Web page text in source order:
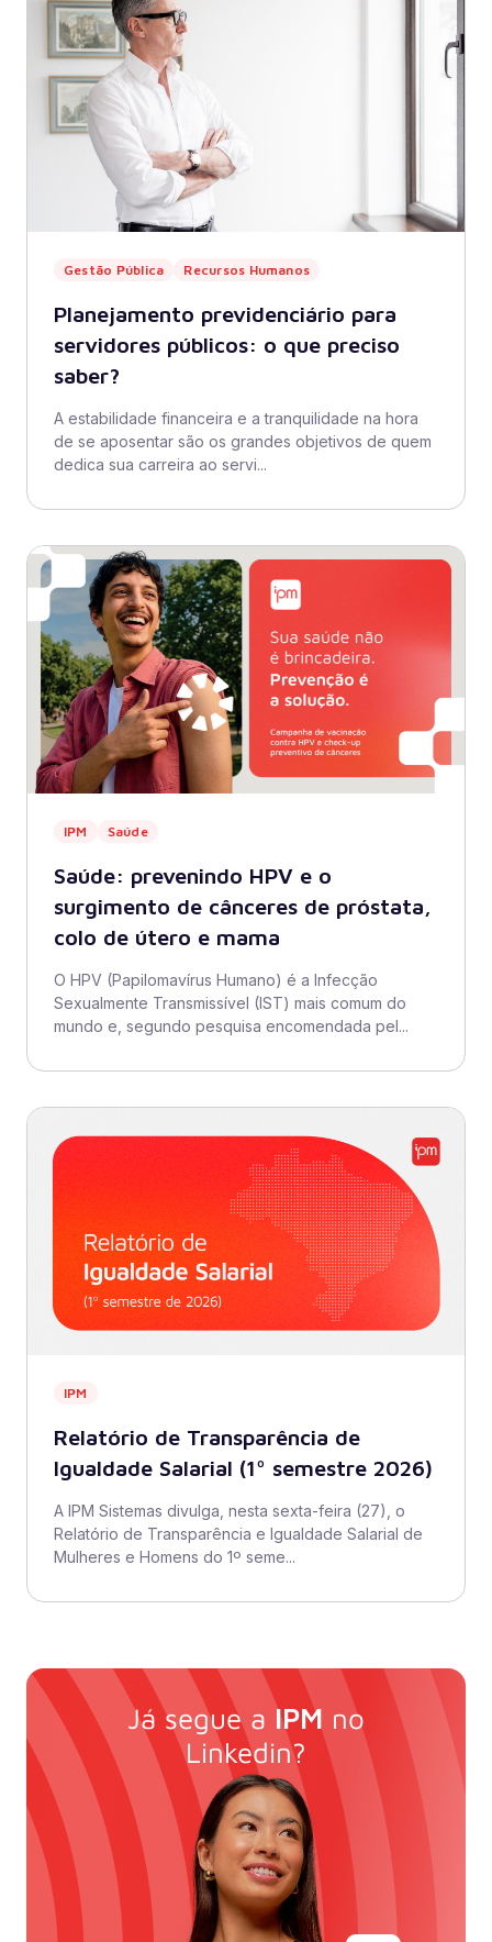
Gestão Pública Recursos Humanos
Planejamento previdenciário para
servidores públicos: o que preciso
saber?
A estabilidade financeira e a tranquilidade na hora
de se aposentar são os grandes objetivos de quem
dedica sua carreira ao servi...
IPM Saúde
Saúde: prevenindo HPV e o
surgimento de cânceres de próstata,
colo de útero e mama
O HPV (Papilomavírus Humano) é a Infecção
Sexualmente Transmissível (IST) mais comum do
mundo e, segundo pesquisa encomendada pel...
IPM
Relatório de Transparência de
Igualdade Salarial (1º semestre 2026)
A IPM Sistemas divulga, nesta sexta-feira (27), o
Relatório de Transparência e Igualdade Salarial de
Mulheres e Homens do 1º seme...
Já segue a IPM no
Linkedin?